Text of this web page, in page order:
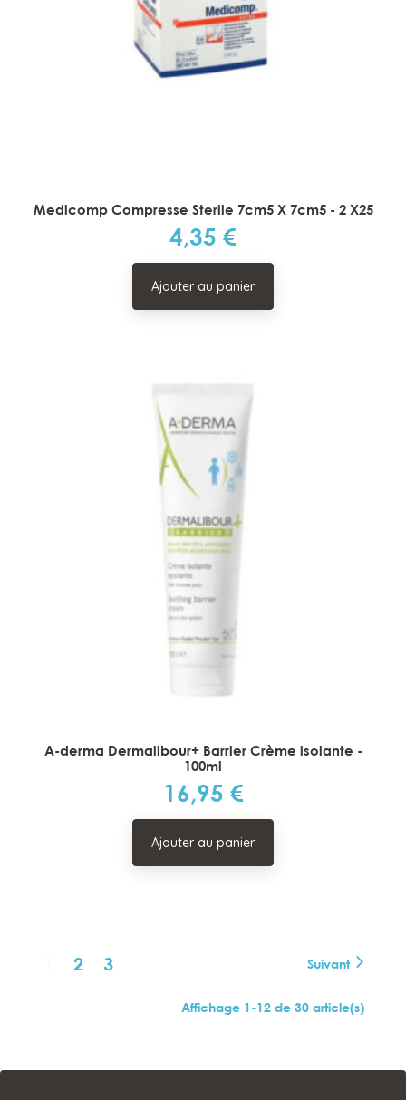
Medicomp Compresse Sterile 7cm5 X 7cm5 - 2 X25
Prix
4,35 €
Ajouter au panier
A-derma Dermalibour+ Barrier Crème isolante -
100ml
Prix
16,95 €
Ajouter au panier
2 3 Suivant
Affichage 1-12 de 30 article(s)